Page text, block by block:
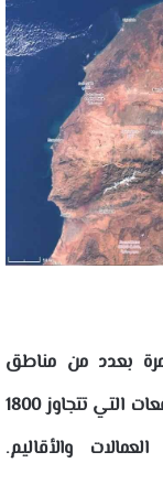
بعدد من مناطق
المملكة، حيث عرفت عدة مناطق خاصة المرتفعات التي تتجاوز 1800
والأقاليم.